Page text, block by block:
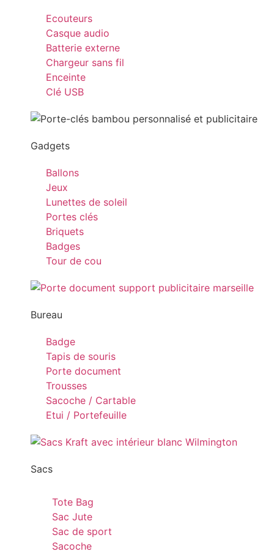
Ecouteurs
Casque audio
Batterie externe
Chargeur sans fil
Enceinte
Clé USB
Gadgets
Ballons
Jeux
Lunettes de soleil
Portes clés
Briquets
Badges
Tour de cou
Bureau
Badge
Tapis de souris
Porte document
Trousses
Sacoche / Cartable
Etui / Portefeuille
Sacs
Tote Bag
Sac Jute
Sac de sport
Sacoche